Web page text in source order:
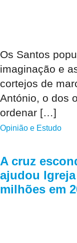
Os Santos
imaginação e
cortejos de
António, o dos
ordenar […]
Opinião e Estudo
A cruz
ajudou
milhões em